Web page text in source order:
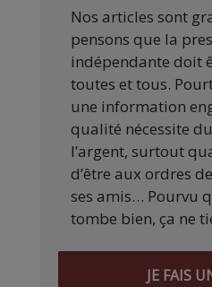
Nos articles sont
pensons que la
indépendante doit
toutes et tous.
une information
qualité nécessite
l’argent, surtout
d’être aux ordres
ses amis… Pourvu
tombe bien, ça ne
JE FAIS